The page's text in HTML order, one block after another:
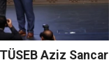
Aziz Sancar